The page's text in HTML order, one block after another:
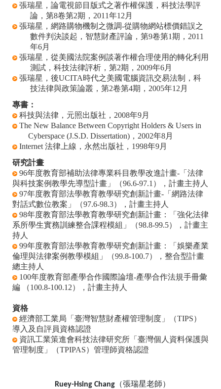
張瑞星，論電視節目版式之著作權保護，科技法學評
論，第8卷第2期， 2011年12 月
張瑞星，網路購物機制之微調-從購物網站標價錯誤之
數件判決談起，智慧財產評論，第9卷第1期， 2011
年6月
張瑞星，從美國法院案例談著作權合理使用的轉化利用
測試，科技法律評析，第2期， 2009年6月
張瑞星，後UCITA時代之美國電腦資訊交易法制，科
技法律與政策論叢，第2卷第4期， 2005年12 月
專書：
科技與法律，元照出版社， 2008年9月
The New Balance Between Copyright Holders & Users in
Cyberspace (J.S.D. Dissertation) ， 2002年8月
Internet 法律上線，永然出版社， 1998年9月
研究計畫
96年度教育部補助法律專業科目教學改進計畫- 「法律
與科技案例教學先導型計畫」（96.6-97.1 ），計畫主持人
97年度教育部法學教育教學研究創新計畫- 「網路法律
對話式數位教案」（97.6-98.3），計畫主持人
98年度教育部法學教育教學研究創新計畫：「強化法律
系所學生實務訓練整合課程模組」（98.8-99.5），計畫主
持人
99年度教育部法學教育教學研究創新計畫：「娛樂產業
倫理與法律案例教學模組」（99.8-100.7），整合型計畫
總主持人
100年度教育部產學合作國際論壇-產學合作法規手冊彙
編
（100.8-100.12），計畫主持人
資格
經濟部工業局「臺灣智慧財產權管理制度」（TIPS）
導入及自評員資格認證
資訊工業策進會科技法律研究所「臺灣個人資料保護與
管理制度」（TPIPAS）管理師資格認證
Ruey-Hsing Chang （張瑞星老師）